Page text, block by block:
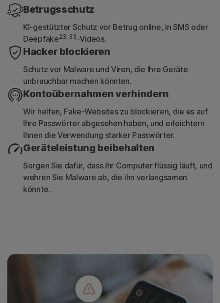
Bedrohungen wie Malware und Privatsphäre-
Risiken.
Geräteberichte
30-Tage-Übersicht über die bisher
gescannten WLAN-Netzwerke, Websites,
Gerätesicherheitslücken und riskanten Apps.
Betrugsschutz
KI-gestützter Schutz vor Betrug online, in SMS oder
Deepfake23, 33-Videos.
Hacker blockieren
Schutz vor Malware und Viren, die Ihre Geräte
unbrauchbar machen könnten.
Kontoübernahmen verhindern
Wir helfen, Fake-Websites zu blockieren, die es auf
Ihre Passwörter abgesehen haben, und erleichtern
Ihnen die Verwendung starker Passwörter.
Geräteleistung beibehalten
Sorgen Sie dafür, dass Ihr Computer flüssig läuft, und
wehren Sie Malware ab, die ihn verlangsamen
könnte.